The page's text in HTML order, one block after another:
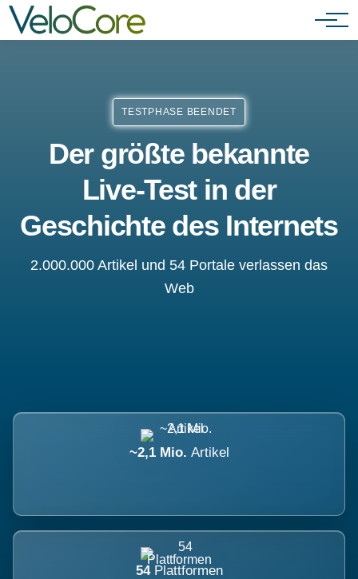
Partnerprogramm
TESTPHASE BEENDET
Der größte bekannte
Live-Test in der
Geschichte des Internets
2.000.000 Artikel und 54 Portale verlassen das
Web
~2,1 Mio. Artikel
54 Plattformen